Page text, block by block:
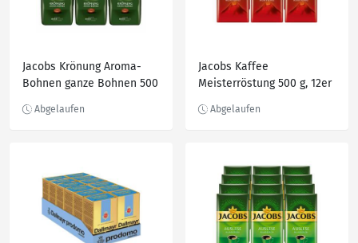
Jacobs Krönung Aroma-
Bohnen ganze Bohnen 500
Jacobs Kaffee
Meisterröstung 500 g, 12er